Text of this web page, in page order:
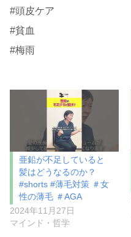
#頭皮ケア
#貧血
#梅雨
亜鉛が不足していると
髪はどうなるのか？
#shorts #薄毛対策 ＃女
性の薄毛 ＃AGA
2024年11月27日
マインド・哲学